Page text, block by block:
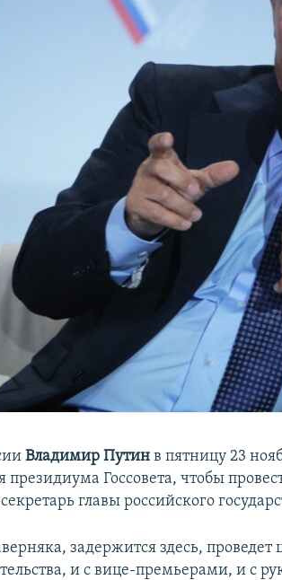
Владимир Путинв пятницу 23
президиума Госсовета, чтобы
главы российского
задержится здесь, проведет
и с вице-премьерами, и с